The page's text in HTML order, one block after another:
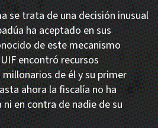
se trata de una decisión inusual
ha aceptado en sus
de este mecanismo
encontró recursos
de él y su primer
ahora la fiscalía no ha
en contra de nadie de su